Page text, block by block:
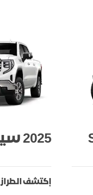
2025 سييرا LD
إكتشف الطراز